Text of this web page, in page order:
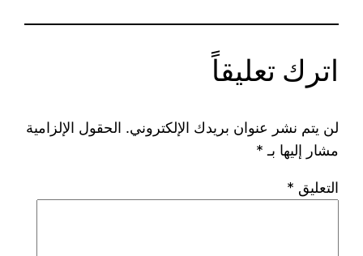
اترك تعليقاً
لن يتم نشر عنوان بريدك الإلكتروني. الحقول الإلزامية
مشار إليها بـ *
التعليق *